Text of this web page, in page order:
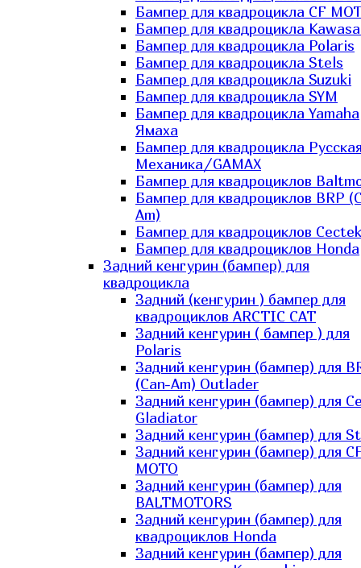
Бампер для квадроцикла CF
Бампер для квадроцикла
Бампер для квадроцикла Polaris
Бампер для квадроцикла Stels
Бампер для квадроцикла Suzuki
Бампер для квадроцикла SYM
Бампер для квадроцикла Yamaha
Ямаха
Бампер для квадроцикла
Механика/GAMAX
Бампер для квадроциклов
Бампер для квадроциклов BRP
Am)
Бампер для квадроциклов Cectek
Бампер для квадроциклов Honda
Задний кенгурин (бампер) для
квадроцикла
Задний (кенгурин ) бампер для
квадроциклов ARCTIC CAT
Задний кенгурин ( бампер ) для
Polaris
Задний кенгурин (бампер) для
(Can-Am) Outlader
Задний кенгурин (бампер) для
Gladiator
Задний кенгурин (бампер) для
Задний кенгурин (бампер) для
MOTO
Задний кенгурин (бампер) для
BALTMOTORS
Задний кенгурин (бампер) для
квадроциклов Honda
Задний кенгурин (бампер) для